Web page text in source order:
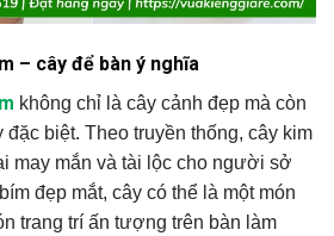
– cây để bàn ý nghĩa
không chỉ là cây cảnh đẹp mà còn
đặc biệt. Theo truyền thống, cây kim
may mắn và tài lộc cho người sở
đẹp mắt, cây có thể là một món
trang trí ấn tượng trên bàn làm